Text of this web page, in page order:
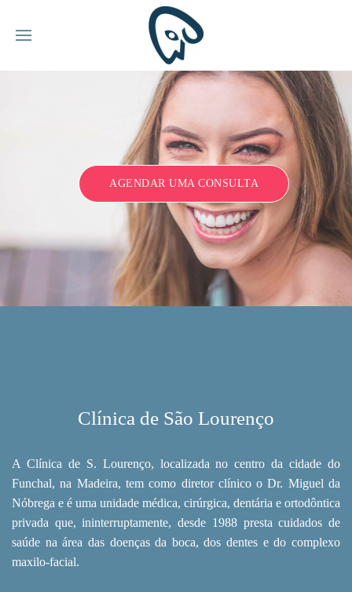
AGENDAR UMA CONSULTA
Clínica de São Lourenço
A Clínica de S. Lourenço, localizada no centro da cidade do
Funchal, na Madeira, tem como diretor clínico o Dr. Miguel da
Nóbrega e é uma unidade médica, cirúrgica, dentária e ortodôntica
privada que, ininterruptamente, desde 1988 presta cuidados de
saúde na área das doenças da boca, dos dentes e do complexo
maxilo-facial.